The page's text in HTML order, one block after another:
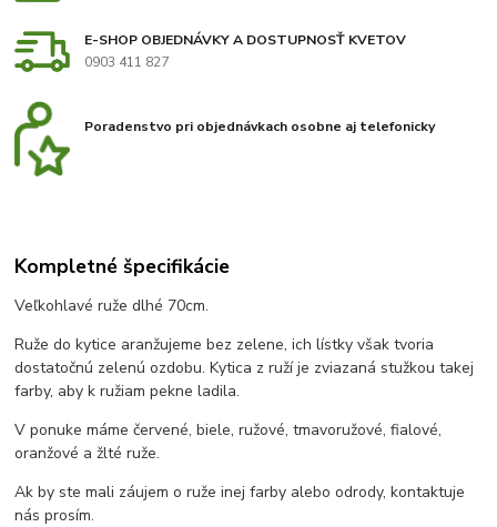
E-SHOP OBJEDNÁVKY A DOSTUPNOSŤ KVETOV
0903 411 827
Poradenstvo pri objednávkach osobne aj telefonicky
Kompletné špecifikácie
Veľkohlavé ruže dlhé 70cm.
Ruže do kytice aranžujeme bez zelene, ich lístky však tvoria
dostatočnú zelenú ozdobu. Kytica z ruží je zviazaná stužkou takej
farby, aby k ružiam pekne ladila.
V ponuke máme červené, biele, ružové, tmavoružové, fialové,
oranžové a žlté ruže.
Ak by ste mali záujem o ruže inej farby alebo odrody, kontaktuje
nás prosím.